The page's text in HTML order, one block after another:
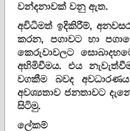
වන්දනාවක් වනු ඇත.
අවිධිමත් ඉදිකිරීම්,
කරන, පගාවට හා
කෙරුවාවලට
අහිමිවීමය. එය
වගකීම බවද
අවශ්‍යතාව ජනතාවට
සිටිමු.
ලේකම්